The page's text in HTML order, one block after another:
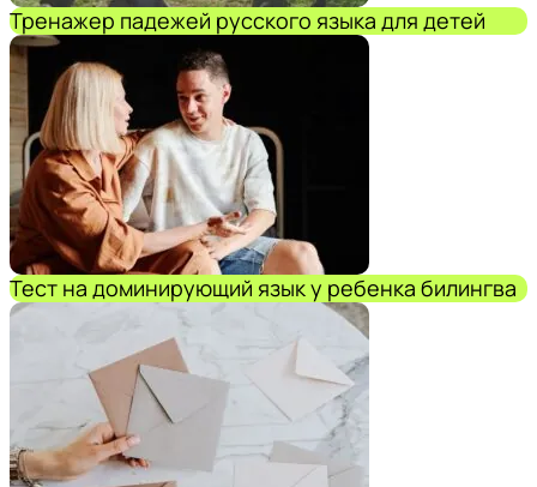
Тренажер падежей русского языка для детей
Тест на доминирующий язык у ребенка билингва